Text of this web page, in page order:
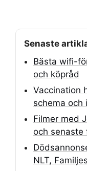
Senaste
Bästa wifi-
och köpråd
Vaccination
schema och
Filmer med
och senaste
NLT,